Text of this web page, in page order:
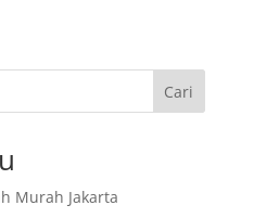
Cari
Murah Jakarta